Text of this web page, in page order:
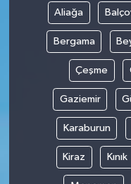
Aliağa
Bergama
Çeşme
Gaziemir
Karaburun
Kiraz Kınık